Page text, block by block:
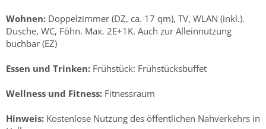
Wohnen: Doppelzimmer (DZ, ca. 17 qm), TV, WLAN (inkl.).
Dusche, WC, Föhn. Max. 2E+1K. Auch zur Alleinnutzung
buchbar (EZ)
Essen und Trinken: Frühstück: Frühstücksbuffet
Wellness und Fitness: Fitnessraum
Hinweis: Kostenlose Nutzung des öffentlichen Nahverkehrs in